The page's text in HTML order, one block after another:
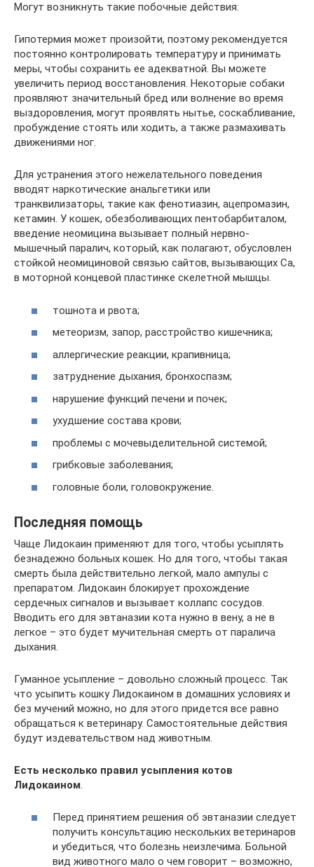
Могут возникнуть такие побочные действия:
Гипотермия может произойти, поэтому рекомендуется
постоянно контролировать температуру и принимать
меры, чтобы сохранить ее адекватной. Вы можете
увеличить период восстановления. Некоторые собаки
проявляют значительный бред или волнение во время
выздоровления, могут проявлять нытье, соскабливание,
пробуждение стоять или ходить, а также размахивать
движениями ног.
Для устранения этого нежелательного поведения
вводят наркотические анальгетики или
транквилизаторы, такие как фенотиазин, ацепромазин,
кетамин. У кошек, обезболивающих пентобарбиталом,
введение неомицина вызывает полный нервно-
мышечный паралич, который, как полагают, обусловлен
стойкой неомициновой связью сайтов, вызывающих Са,
в моторной концевой пластинке скелетной мышцы.
тошнота и рвота;
метеоризм, запор, расстройство кишечника;
аллергические реакции, крапивница;
затруднение дыхания, бронхоспазм;
нарушение функций печени и почек;
ухудшение состава крови;
проблемы с мочевыделительной системой;
грибковые заболевания;
головные боли, головокружение.
Последняя помощь
Чаще Лидокаин применяют для того, чтобы усыплять
безнадежно больных кошек. Но для того, чтобы такая
смерть была действительно легкой, мало ампулы с
препаратом. Лидокаин блокирует прохождение
сердечных сигналов и вызывает коллапс сосудов.
Вводить его для эвтаназии кота нужно в вену, а не в
легкое – это будет мучительная смерть от паралича
дыхания.
Гуманное усыпление – довольно сложный процесс. Так
что усыпить кошку Лидокаином в домашних условиях и
без мучений можно, но для этого придется все равно
обращаться к ветеринару. Самостоятельные действия
будут издевательством над животным.
Есть несколько правил усыпления котов
Лидокаином.
Перед принятием решения об эвтаназии следует
получить консультацию нескольких ветеринаров
и убедиться, что болезнь неизлечима. Больной
вид животного мало о чем говорит – возможно,